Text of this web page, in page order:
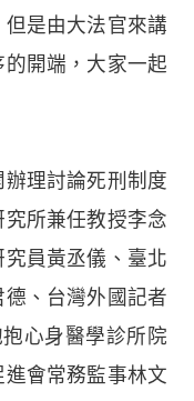
是由大法官來講
開端，大家一起
理討論死刑制度
所兼任教授李念
員黃丞儀、臺北
、台灣外國記者
心身醫學診所院
會常務監事林文